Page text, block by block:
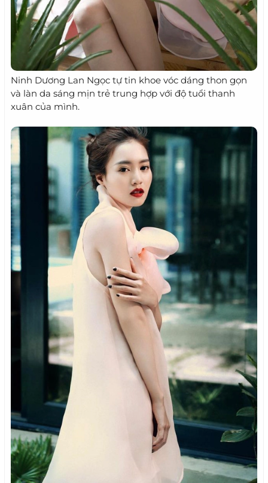
Ninh Dương Lan Ngọc tự tin khoe vóc dáng thon gọn
và làn da sáng mịn trẻ trung hợp với độ tuổi thanh
xuân của mình.